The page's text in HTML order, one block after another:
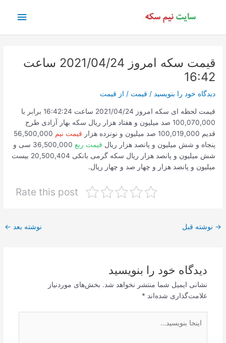
اصلی
قیمت سکه امروز 2021/04/24 ساعت
16:42
دیدگاه‌ خود را بنویسید / قیمت / از قیمت
قیمت لحظه ای سکه امروز 2021/04/24 ساعت 16:42:24 برابر با
100,070,000 صد میلیون و هفتاد هزار ریال سکه بهار آزادی طرح
قدیم 100,019,000 صد میلیون و نونزده هزار
قیمت نیم 56,500,000
پنجاه و شش میلیون و پانصد هزار ریال قیمت ربع
36,500,000 سی و
شش میلیون و پانصد هزار ریال سکه گرمی بانکی 20,500,404 بیست
میلیون و پانصد هزار و چهار صد و چهار ریال.
Rate this post
پیمایش
→ نوشته قبل نوشته بعد ←
دیدگاه‌ خود را بنویسید
نشانی ایمیل شما منتشر نخواهد شد. بخش‌های موردنیاز
علامت‌گذاری شده‌اند *
بنویسید…